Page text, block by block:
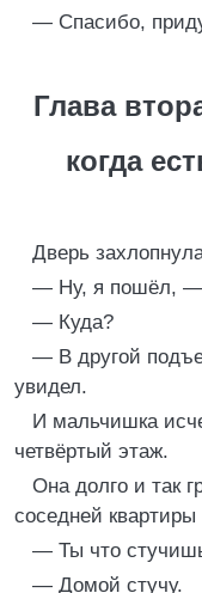
— Спасибо,
Глава
когда
Дверь
— Ну, я пошёл, —
— Куда?
— В другой
увидел.
И мальчишка
четвёртый этаж.
Она долго и так
соседней
— Ты что
— Домой стучу.